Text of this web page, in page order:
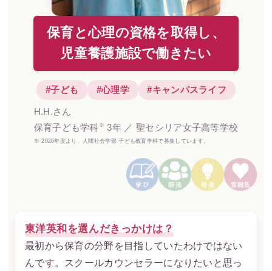
保育と心理の資格を取得し、
児童養護施設で働きたい
#子ども #心理学 #キャンパスライフ
H.H.さん
保育子ども学科 ※ 3年 ／ 聖セシリア女子高等学校
※ 2026年度より、人間社会学部 子ども教育学科で募集しています。
東洋英和を選んだきっかけは？
最初から保育の分野を目指していたわけではない
んです。スクールカウンセラーになりたいと思っ